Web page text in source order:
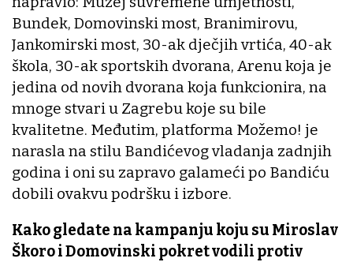
Bundek, Domovinski most, Branimirovu,
Jankomirski most, 30-ak dječjih vrtića, 40-ak
škola, 30-ak sportskih dvorana, Arenu koja je
jedina od novih dvorana koja funkcionira, na
mnoge stvari u Zagrebu koje su bile
kvalitetne. Međutim, platforma Možemo! je
narasla na stilu Bandićevog vladanja zadnjih
godina i oni su zapravo galameći po Bandiću
dobili ovakvu podršku i izbore.
Kako gledate na kampanju koju su Miroslav
Škoro i Domovinski pokret vodili protiv